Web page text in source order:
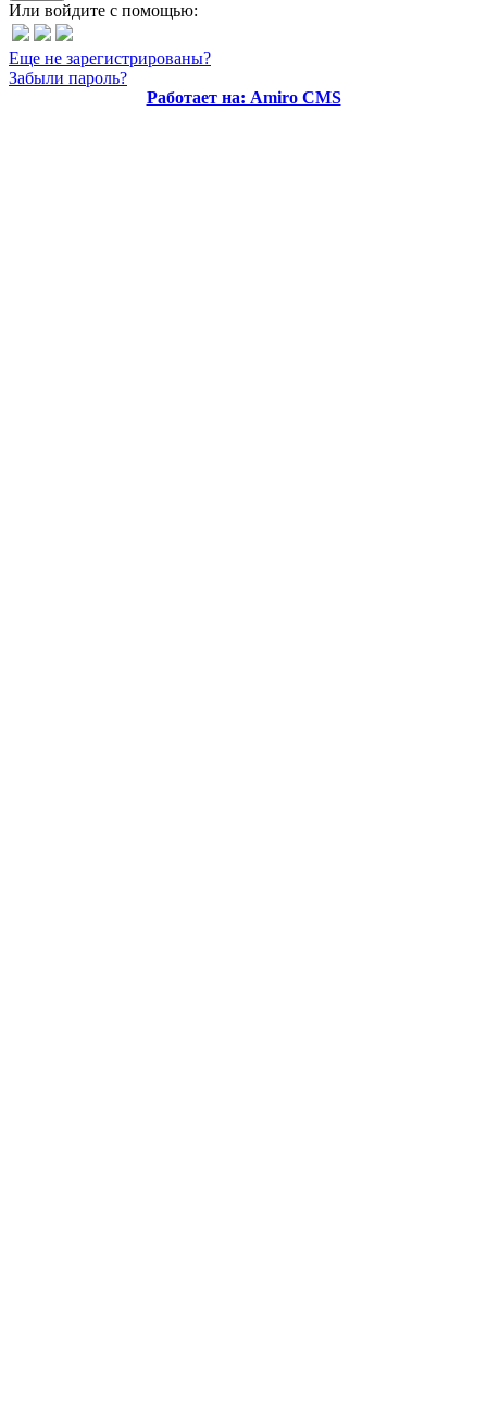
Или войдите с помощью:
Еще не зарегистрированы?
Забыли пароль?
Работает на: Amiro CMS